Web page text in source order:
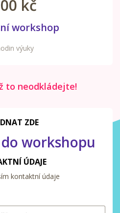
kč
workshop
výuky
to neodkládejte!
ZDE
workshopu
ÚDAJE
kontaktní údaje